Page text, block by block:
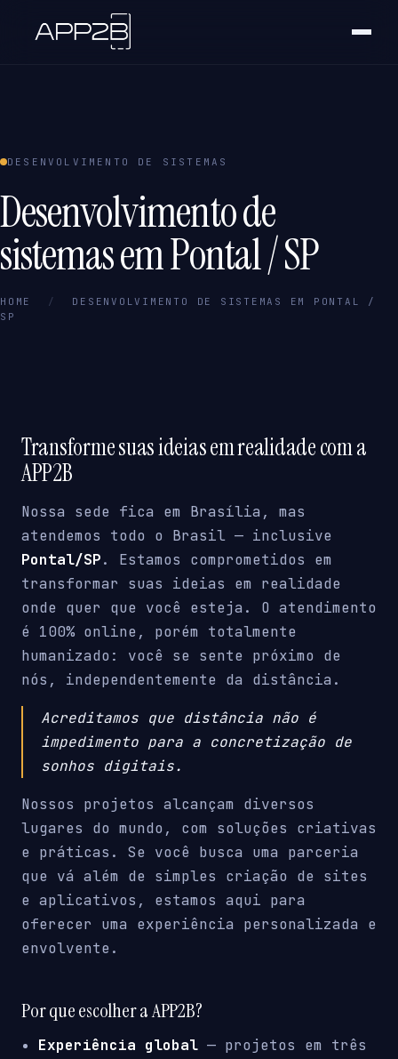
DESENVOLVIMENTO DE SISTEMAS
Desenvolvimento de
sistemas em Pontal / SP
HOME /
DESENVOLVIMENTO DE SISTEMAS EM PONTAL /
SP
Transforme suas ideias em realidade com a
APP2B
Nossa sede fica em Brasília, mas
atendemos todo o Brasil — inclusive
Pontal/SP. Estamos comprometidos em
transformar suas ideias em realidade
onde quer que você esteja. O atendimento
é 100% online, porém totalmente
humanizado: você se sente próximo de
nós, independentemente da distância.
Acreditamos que distância não é
impedimento para a concretização de
sonhos digitais.
Nossos projetos alcançam diversos
lugares do mundo, com soluções criativas
e práticas. Se você busca uma parceria
que vá além de simples criação de sites
e aplicativos, estamos aqui para
oferecer uma experiência personalizada e
envolvente.
Por que escolher a APP2B?
Experiência global — projetos em três